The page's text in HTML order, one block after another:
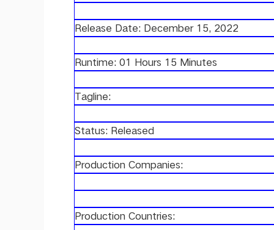
Release Date: December 15, 2022
Runtime: 01 Hours 15 Minutes
Tagline:
Status: Released
Production Companies:
Production Countries: